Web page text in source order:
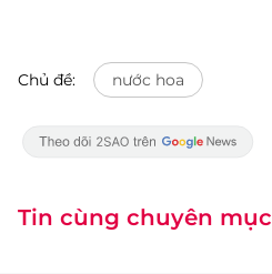
Chủ đề: nước hoa
Tin cùng chuyên mục